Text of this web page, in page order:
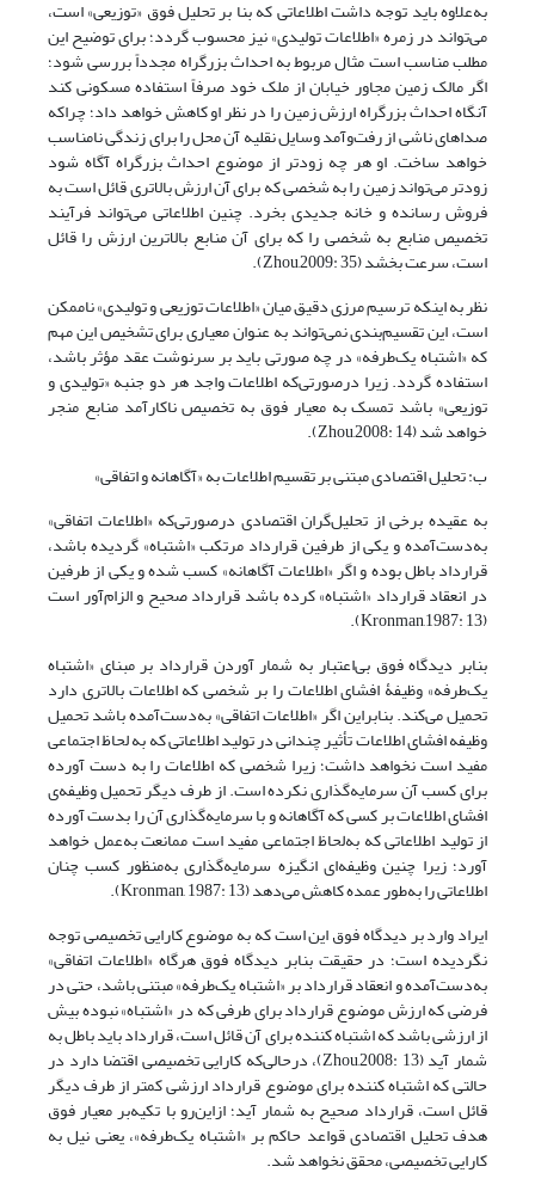
به‌علاوه باید توجه داشت اطلاعاتی که بنا بر تحلیل فوق «توزیعی» است،
می‌تواند در زمره «اطلاعات تولیدی» نیز محسوب گردد؛ برای توضیح این
مطلب مناسب است مثال مربوط به احداث بزرگراه مجدداً بررسی شود؛
اگر مالک زمین مجاور خیابان از ملک خود صرفاً استفاده مسکونی کند
آنگاه احداث بزرگراه ارزش زمین را در نظر او کاهش خواهد داد؛ چراکه
صداهای ناشی از رفت‌وآمد وسایل نقلیه آن محل را برای زندگی نامناسب
خواهد ساخت. او هر چه زودتر از موضوع احداث بزرگراه آگاه شود
زودتر می‌تواند زمین را به شخصی که برای آن ارزش بالاتری قائل است به
فروش رسانده و خانه جدیدی بخرد. چنین اطلاعاتی می‌تواند فرآیند
تخصیص منابع به شخصی را که برای آن منابع بالاترین ارزش را قائل
است، سرعت بخشد (Zhou,2009: 35).
نظر به اینکه ترسیم مرزی دقیق میان «اطلاعات توزیعی و تولیدی» ناممکن
است، این تقسیم‌بندی نمی‌تواند به عنوان معیاری برای تشخیص این مهم
که «اشتباه یک‌طرفه» در چه صورتی باید بر سرنوشت عقد مؤثر باشد،
استفاده گردد. زیرا درصورتی‌که اطلاعات واجد هر دو جنبه «تولیدی و
توزیعی» باشد تمسک به معیار فوق به تخصیص ناکارآمد منابع منجر
خواهد شد (Zhou,2008: 14).
ب: تحلیل اقتصادی مبتنی بر تقسیم اطلاعات به «آگاهانه و اتفاقی»
به عقیده برخی از تحلیل‌گران اقتصادی درصورتی‌که «اطلاعات اتفاقی»
به‌دست‌آمده و یکی از طرفین قرارداد مرتکب «اشتباه» گردیده باشد،
قرارداد باطل بوده و اگر «اطلاعات آگاهانه» کسب شده و یکی از طرفین
در انعقاد قرارداد «اشتباه» کرده باشد قرارداد صحیح و الزام‌آور است
(Kronman,1987: 13).
بنابر دیدگاه فوق بی‌اعتبار به شمار آوردن قرارداد بر مبنای «اشتباه
یک‌طرفه» وظیفۀ افشای اطلاعات را بر شخصی که اطلاعات بالاتری دارد
تحمیل می‌کند. بنابراین اگر «اطلاعات اتفاقی» به‌دست‌آمده باشد تحمیل
وظیفه افشای اطلاعات تأثیر چندانی در تولید اطلاعاتی که به لحاظ اجتماعی
مفید است نخواهد داشت؛ زیرا شخصی که اطلاعات را به دست آورده
برای کسب آن سرمایه‌گذاری نکرده است. از طرف دیگر تحمیل وظیفه‌ی
افشای اطلاعات بر کسی که آگاهانه و با سرمایه‌گذاری آن را بدست آورده
از تولید اطلاعاتی که به‌لحاظ اجتماعی مفید است ممانعت به‌عمل خواهد
آورد؛ زیرا چنین وظیفه‌‌ای انگیزه‌ سرمایه‌گذاری به‌منظور کسب چنان
اطلاعاتی را به‌طور عمده کاهش می‌دهد (Kronman, 1987: 13).
ایراد وارد بر دیدگاه فوق این است که به موضوع کارایی تخصیصی توجه
نگردیده است؛ در حقیقت بنابر دیدگاه فوق هرگاه «اطلاعات اتفاقی»
به‌دست‌آمده و انعقاد قرارداد بر «اشتباه یک‌طرفه» مبتنی باشد، حتی در
فرضی که ارزش موضوع قرارداد برای طرفی که در «اشتباه» نبوده بیش
از ارزشی باشد که اشتباه کننده برای آن قائل است، قرارداد باید باطل به
شمار آید (Zhou,2008: 13)، درحالی‌که کارایی تخصیصی اقتضا دارد در
حالتی که اشتباه کننده برای موضوع قرارداد ارزشی کمتر از طرف دیگر
قائل است، قرارداد صحیح به شمار آید؛ ازاین‌رو با تکیه‌بر معیار فوق
هدف تحلیل اقتصادی قواعد حاکم بر «اشتباه یک‌طرفه»، یعنی نیل به
کارایی تخصیصی، محقق نخواهد شد.